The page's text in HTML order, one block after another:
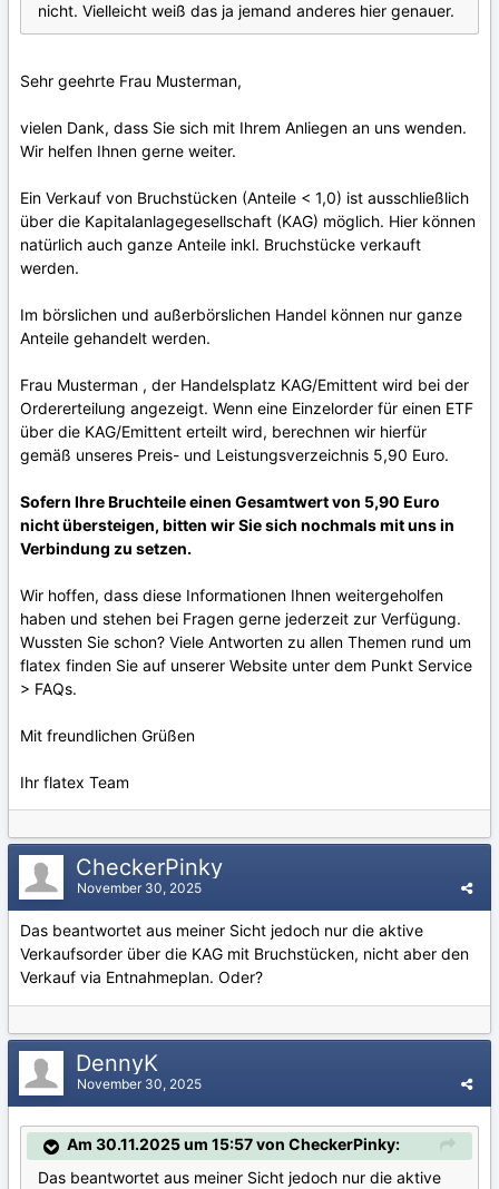
nicht. Vielleicht weiß das ja jemand anderes hier genauer.
Sehr geehrte Frau Musterman,
vielen Dank, dass Sie sich mit Ihrem Anliegen an uns wenden.
Wir helfen Ihnen gerne weiter.
Ein Verkauf von Bruchstücken (Anteile < 1,0) ist ausschließlich
über die Kapitalanlagegesellschaft (KAG) möglich. Hier können
natürlich auch ganze Anteile inkl. Bruchstücke verkauft
werden.
Im börslichen und außerbörslichen Handel können nur ganze
Anteile gehandelt werden.
Frau Musterman , der Handelsplatz KAG/Emittent wird bei der
Ordererteilung angezeigt. Wenn eine Einzelorder für einen ETF
über die KAG/Emittent erteilt wird, berechnen wir hierfür
gemäß unseres Preis- und Leistungsverzeichnis 5,90 Euro.
Sofern Ihre Bruchteile einen Gesamtwert von 5,90 Euro
nicht übersteigen, bitten wir Sie sich nochmals mit uns in
Verbindung zu setzen.
Wir hoffen, dass diese Informationen Ihnen weitergeholfen
haben und stehen bei Fragen gerne jederzeit zur Verfügung.
Wussten Sie schon? Viele Antworten zu allen Themen rund um
flatex finden Sie auf unserer Website unter dem Punkt Service
> FAQs.
Mit freundlichen Grüßen
Ihr flatex Team
CheckerPinky
November 30, 2025
Das beantwortet aus meiner Sicht jedoch nur die aktive
Verkaufsorder über die KAG mit Bruchstücken, nicht aber den
Verkauf via Entnahmeplan. Oder?
DennyK
November 30, 2025
Am 30.11.2025 um 15:57 von CheckerPinky:
Das beantwortet aus meiner Sicht jedoch nur die aktive